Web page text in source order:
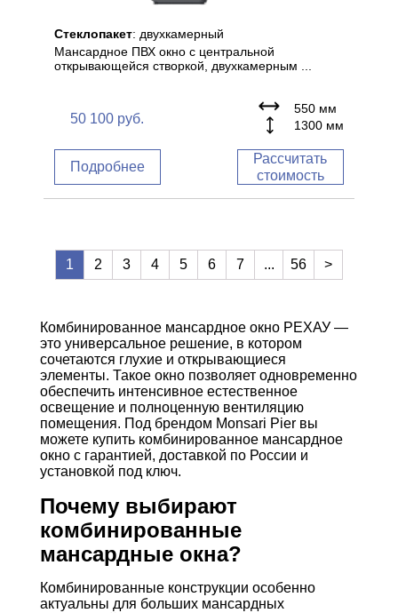
Стеклопакет: двухкамерный
Мансардное ПВХ окно с центральной
открывающейся створкой, двухкамерным ...
550 мм
1300 мм
50 100 руб.
Подробнее
Рассчитать
стоимость
1 2 3 4 5 6 7 ... 56 >
Комбинированное мансардное окно РЕХАУ —
это универсальное решение, в котором
сочетаются глухие и открывающиеся
элементы. Такое окно позволяет одновременно
обеспечить интенсивное естественное
освещение и полноценную вентиляцию
помещения. Под брендом Monsari Pier вы
можете купить комбинированное мансардное
окно с гарантией, доставкой по России и
установкой под ключ.
Почему выбирают
комбинированные
мансардные окна?
Комбинированные конструкции особенно
актуальны для больших мансардных